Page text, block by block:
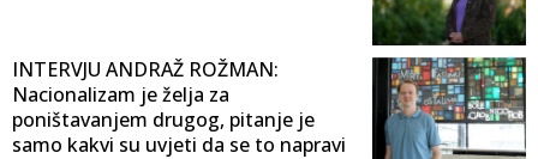
INTERVJU ANDRAŽ ROŽMAN:
Nacionalizam je želja za
poništavanjem drugog, pitanje je
samo kakvi su uvjeti da se to napravi